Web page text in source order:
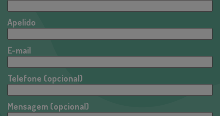
Apelido
E-mail
Telefone (opcional)
Mensagem (opcional)
(opcional)